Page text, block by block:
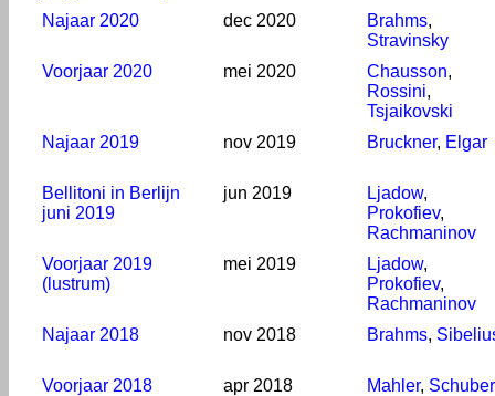
Najaar 2020 dec 2020 Brahms,
Stravinsky
Voorjaar 2020
mei 2020 Chausson,
Rossini,
Tsjaikovski
Najaar 2019
nov 2019 Bruckner, Elgar
Bellitoni in Berlijn
juni 2019
jun 2019 Ljadow,
Prokofiev,
Rachmaninov
Voorjaar 2019
(lustrum)
mei 2019 Ljadow,
Prokofiev,
Rachmaninov
Najaar 2018
nov 2018 Brahms,
Voorjaar 2018 apr 2018 Mahler,